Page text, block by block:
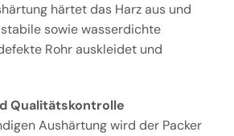
härtet das Harz aus und
sowie wasserdichte
Rohr auskleidet und
Qualitätskontrolle
Aushärtung wird der Packer